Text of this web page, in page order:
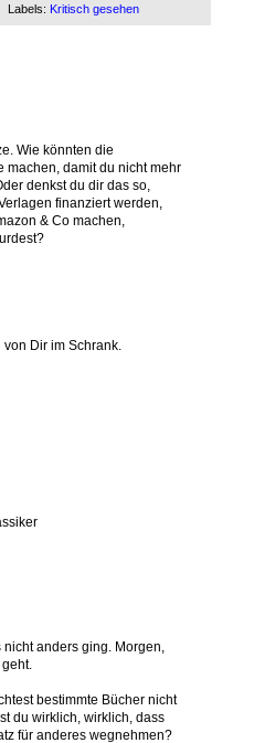
Labels: Kritisch gesehen
Wie könnten die
machen, damit du nicht mehr
denkst du dir das so,
finanziert werden,
& Co machen,
Dir im Schrank.
anders ging. Morgen,
bestimmte Bücher nicht
du wirklich, wirklich, dass
für anderes wegnehmen?